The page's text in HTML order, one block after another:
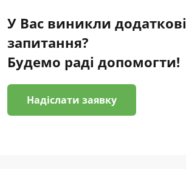
У Вас виникли додаткові
запитання?
Будемо раді допомогти!
Надіслати заявку